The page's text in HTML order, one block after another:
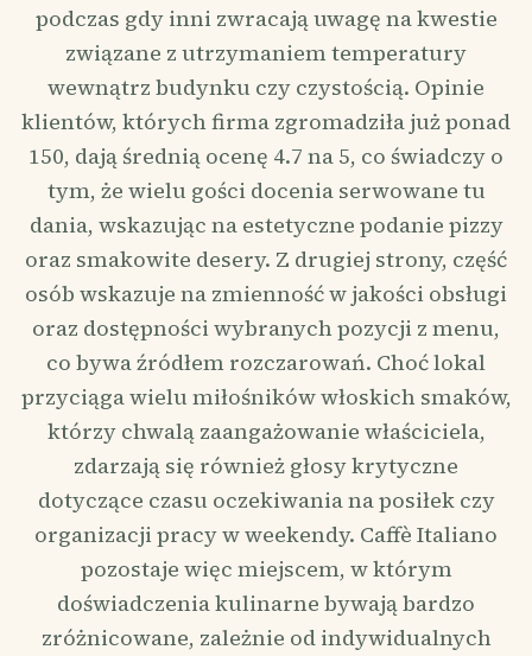
podczas gdy inni zwracają uwagę na kwestie
związane z utrzymaniem temperatury
wewnątrz budynku czy czystością. Opinie
klientów, których firma zgromadziła już ponad
150, dają średnią ocenę 4.7 na 5, co świadczy o
tym, że wielu gości docenia serwowane tu
dania, wskazując na estetyczne podanie pizzy
oraz smakowite desery. Z drugiej strony, część
osób wskazuje na zmienność w jakości obsługi
oraz dostępności wybranych pozycji z menu,
co bywa źródłem rozczarowań. Choć lokal
przyciąga wielu miłośników włoskich smaków,
którzy chwalą zaangażowanie właściciela,
zdarzają się również głosy krytyczne
dotyczące czasu oczekiwania na posiłek czy
organizacji pracy w weekendy. Caffè Italiano
pozostaje więc miejscem, w którym
doświadczenia kulinarne bywają bardzo
zróżnicowane, zależnie od indywidualnych